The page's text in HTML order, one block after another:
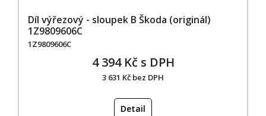
Díl výřezový - sloupek B Škoda (originál)
1Z9809606C
1Z9809606C
4 394 Kč s DPH
3 631 Kč bez DPH
Detail